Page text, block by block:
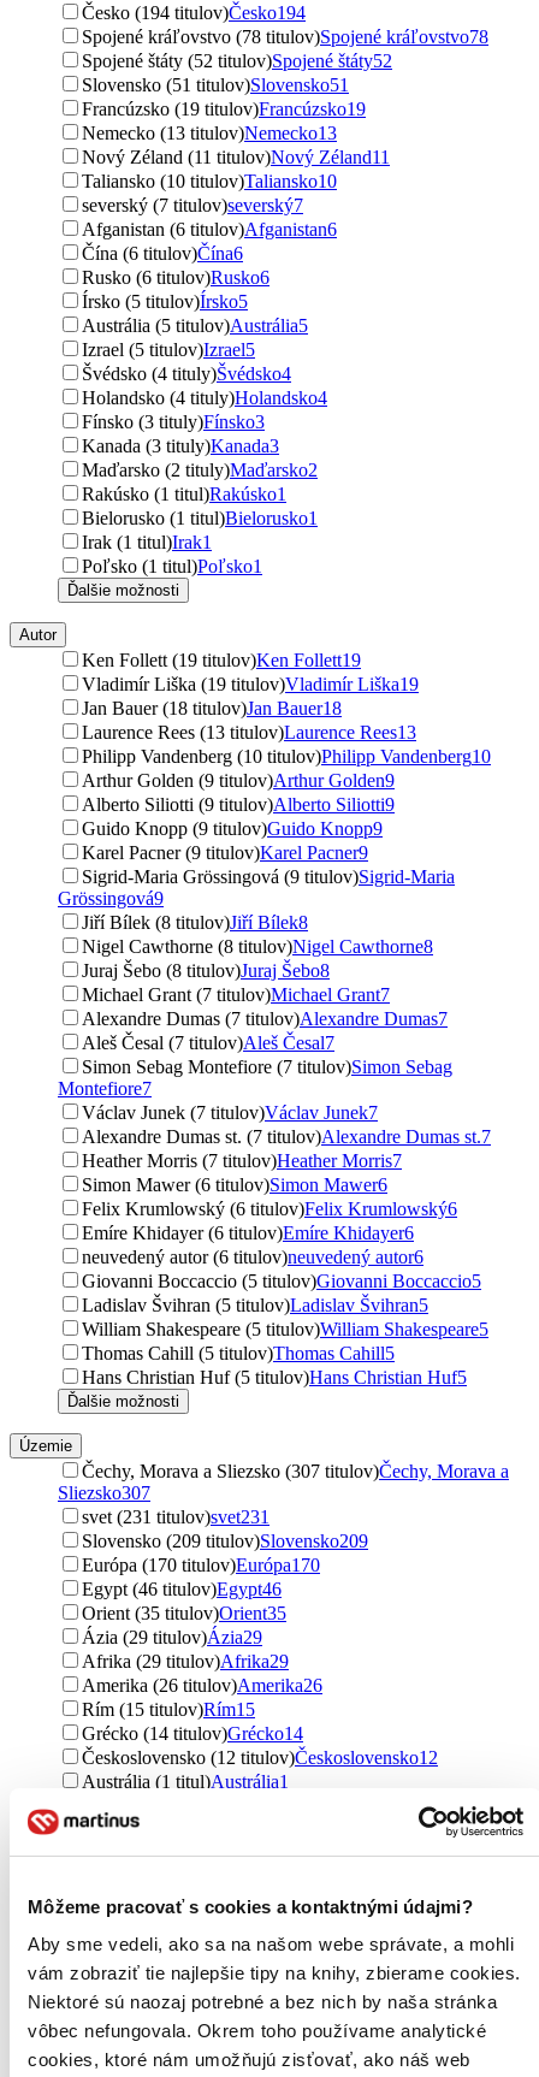
Môžeme pracovať s cookies a kontaktnými údajmi?
Aby sme vedeli, ako sa na našom webe správate, a mohli
vám zobraziť tie najlepšie tipy na knihy, zbierame cookies.
Niektoré sú naozaj potrebné a bez nich by naša stránka
vôbec nefungovala. Okrem toho používame analytické
cookies, ktoré nám umožňujú zisťovať, ako náš web
Česko (194 titulov)Česko194
Spojené kráľovstvo (78 titulov)Spojené kráľovstvo78
Spojené štáty (52 titulov)Spojené štáty52
Slovensko (51 titulov)Slovensko51
Francúzsko (19 titulov)Francúzsko19
Nemecko (13 titulov)Nemecko13
Nový Zéland (11 titulov)Nový Zéland11
Taliansko (10 titulov)Taliansko10
severský (7 titulov)severský7
Afganistan (6 titulov)Afganistan6
Čína (6 titulov)Čína6
Rusko (6 titulov)Rusko6
Írsko (5 titulov)Írsko5
Austrália (5 titulov)Austrália5
Izrael (5 titulov)Izrael5
Švédsko (4 tituly)Švédsko4
Holandsko (4 tituly)Holandsko4
Fínsko (3 tituly)Fínsko3
Kanada (3 tituly)Kanada3
Maďarsko (2 tituly)Maďarsko2
Rakúsko (1 titul)Rakúsko1
Bielorusko (1 titul)Bielorusko1
Irak (1 titul)Irak1
Poľsko (1 titul)Poľsko1
Ďalšie možnosti
Autor
Ken Follett (19 titulov)Ken Follett19
Vladimír Liška (19 titulov)Vladimír Liška19
Jan Bauer (18 titulov)Jan Bauer18
Laurence Rees (13 titulov)Laurence Rees13
Philipp Vandenberg (10 titulov)Philipp Vandenberg10
Arthur Golden (9 titulov)Arthur Golden9
Alberto Siliotti (9 titulov)Alberto Siliotti9
Guido Knopp (9 titulov)Guido Knopp9
Karel Pacner (9 titulov)Karel Pacner9
Sigrid-Maria Grössingová (9 titulov)Sigrid-Maria
Grössingová9
Jiří Bílek (8 titulov)Jiří Bílek8
Nigel Cawthorne (8 titulov)Nigel Cawthorne8
Juraj Šebo (8 titulov)Juraj Šebo8
Michael Grant (7 titulov)Michael Grant7
Alexandre Dumas (7 titulov)Alexandre Dumas7
Aleš Česal (7 titulov)Aleš Česal7
Simon Sebag Montefiore (7 titulov)Simon Sebag
Montefiore7
Václav Junek (7 titulov)Václav Junek7
Alexandre Dumas st. (7 titulov)Alexandre Dumas st.7
Heather Morris (7 titulov)Heather Morris7
Simon Mawer (6 titulov)Simon Mawer6
Felix Krumlowský (6 titulov)Felix Krumlowský6
Emíre Khidayer (6 titulov)Emíre Khidayer6
neuvedený autor (6 titulov)neuvedený autor6
Giovanni Boccaccio (5 titulov)Giovanni Boccaccio5
Ladislav Švihran (5 titulov)Ladislav Švihran5
William Shakespeare (5 titulov)William Shakespeare5
Thomas Cahill (5 titulov)Thomas Cahill5
Hans Christian Huf (5 titulov)Hans Christian Huf5
Ďalšie možnosti
Územie
Čechy, Morava a Sliezsko (307 titulov)Čechy, Morava a
Sliezsko307
svet (231 titulov)svet231
Slovensko (209 titulov)Slovensko209
Európa (170 titulov)Európa170
Egypt (46 titulov)Egypt46
Orient (35 titulov)Orient35
Ázia (29 titulov)Ázia29
Afrika (29 titulov)Afrika29
Amerika (26 titulov)Amerika26
Rím (15 titulov)Rím15
Grécko (14 titulov)Grécko14
Československo (12 titulov)Československo12
Austrália (1 titul)Austrália1
Naše vojsko CZ (82 titulov)Naše vojsko CZ82
Academia (74 titulov)
Knižní klub (72 titulov)Knižní klub72
Mladá fronta (68 titulov)Mladá fronta 68
Marenčin PT (63 titulov) Marenčin PT63
Slovart (56 titulov)
Slovart56
Universum (52 titulov) Universum52
Jota (49 titulov)Jota49